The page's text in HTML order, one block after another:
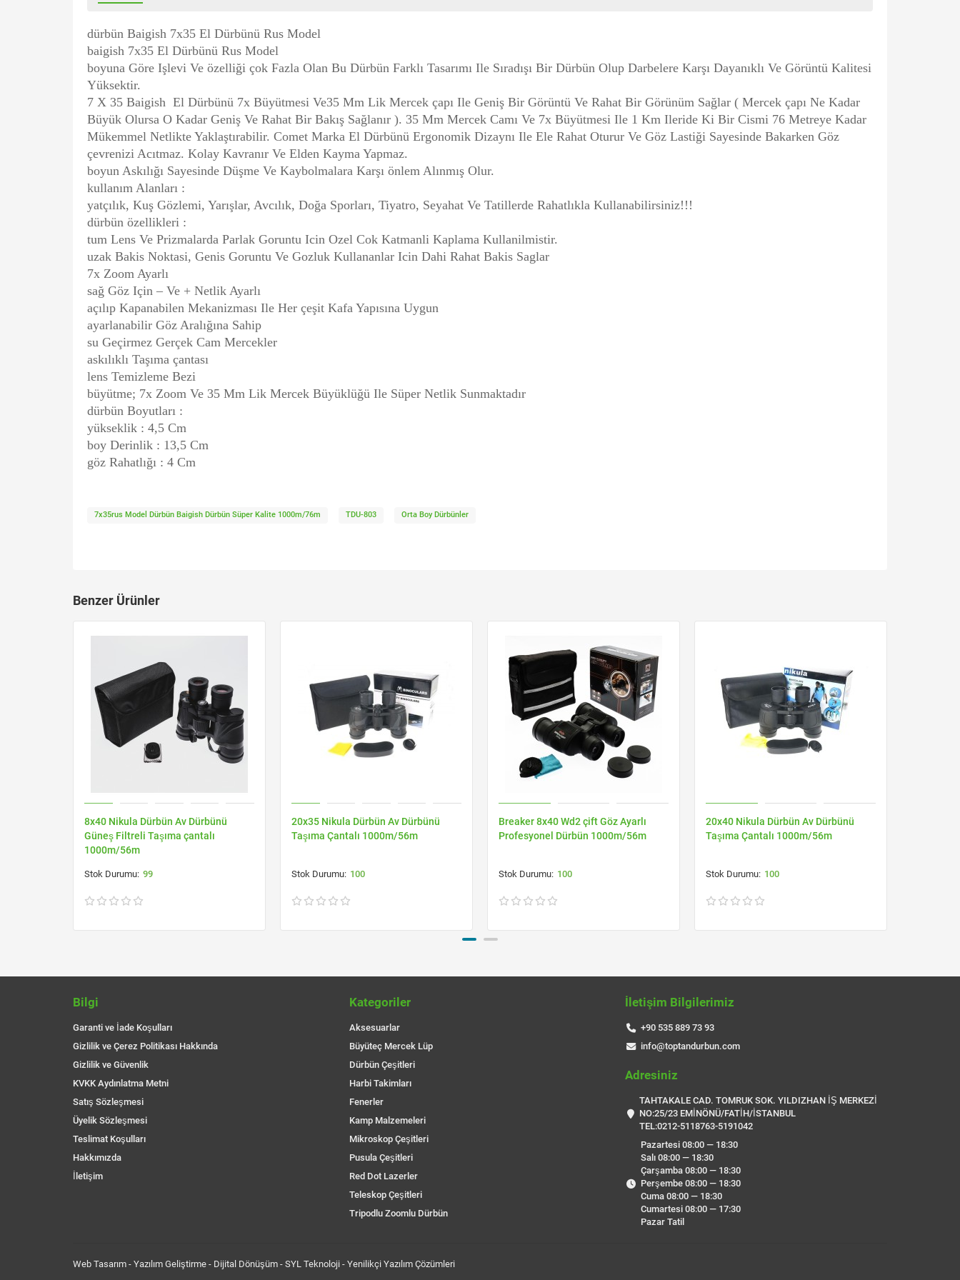
dürbün Baigish 7x35 El Dürbünü Rus Model
baigish 7x35 El Dürbünü Rus Model
boyuna Göre Işlevi Ve özelliği çok Fazla Olan Bu Dürbün Farklı Tasarımı Ile Sıradışı Bir Dürbün Olup Darbelere Karşı Dayanıklı Ve Görüntü Kalitesi
Yüksektir.
7 X 35 Baigish El Dürbünü 7x Büyütmesi Ve35 Mm Lik Mercek çapı Ile Geniş Bir Görüntü Ve Rahat Bir Görünüm Sağlar ( Mercek çapı Ne Kadar
Büyük Olursa O Kadar Geniş Ve Rahat Bir Bakış Sağlanır ). 35 Mm Mercek Camı Ve 7x Büyütmesi Ile 1 Km Ileride Ki Bir Cismi 76 Metreye Kadar
Mükemmel Netlikte Yaklaştırabilir. Comet Marka El Dürbünü Ergonomik Dizaynı Ile Ele Rahat Oturur Ve Göz Lastiği Sayesinde Bakarken Göz
çevrenizi Acıtmaz. Kolay Kavranır Ve Elden Kayma Yapmaz.
boyun Askılığı Sayesinde Düşme Ve Kaybolmalara Karşı önlem Alınmış Olur.
kullanım Alanları :
yatçılık, Kuş Gözlemi, Yarışlar, Avcılık, Doğa Sporları, Tiyatro, Seyahat Ve Tatillerde Rahatlıkla Kullanabilirsiniz!!!
dürbün özellikleri :
tum Lens Ve Prizmalarda Parlak Goruntu Icin Ozel Cok Katmanli Kaplama Kullanilmistir.
uzak Bakis Noktasi, Genis Goruntu Ve Gozluk Kullananlar Icin Dahi Rahat Bakis Saglar
7x Zoom Ayarlı
sağ Göz Için – Ve + Netlik Ayarlı
açılıp Kapanabilen Mekanizması Ile Her çeşit Kafa Yapısına Uygun
ayarlanabilir Göz Aralığına Sahip
su Geçirmez Gerçek Cam Mercekler
askılıklı Taşıma çantası
lens Temizleme Bezi
büyütme; 7x Zoom Ve 35 Mm Lik Mercek Büyüklüğü Ile Süper Netlik Sunmaktadır
dürbün Boyutları :
yükseklik : 4,5 Cm
boy Derinlik : 13,5 Cm
göz Rahatlığı : 4 Cm
7x35rus Model Dürbün Baigish Dürbün Süper Kalite 1000m/76m TDU-803 Orta Boy Dürbünler
Benzer Ürünler
8x40 Nikula Dürbün Av Dürbünü
Güneş Filtreli Taşıma çantalı
1000m/56m
99
20x35 Nikula Dürbün Av Dürbünü
Taşıma Çantalı 1000m/56m
100
Breaker 8x40 Wd2 çift Göz Ayarlı
Profesyonel Dürbün 1000m/56m
100
20x40 Nikula Dürbün Av Dürbünü
Taşıma Çantalı 1000m/56m
100
Bilgi
Garanti ve İade Koşulları
Gizlilik ve Çerez Politikası Hakkında
Gizlilik ve Güvenlik
KVKK Aydınlatma Metni
Satış Sözleşmesi
Üyelik Sözleşmesi
Teslimat Koşulları
Hakkımızda
İletişim
Kategoriler
Aksesuarlar
Büyüteç Mercek Lüp
Dürbün Çeşitleri
Harbi Takimları
Fenerler
Kamp Malzemeleri
Mikroskop Çeşitleri
Pusula Çeşitleri
Red Dot Lazerler
Teleskop Çeşitleri
Tripodlu Zoomlu Dürbün
İletişim Bilgilerimiz
+90 535 889 73 93
info@toptandurbun.com
Adresiniz
TAHTAKALE CAD. TOMRUK SOK. YILDIZHAN İŞ MERKEZİ
NO:25/23 EMİNÖNÜ/FATİH/İSTANBUL
TEL:0212-5118763-5191042
Pazartesi 08:00 — 18:30
Salı 08:00 — 18:30
Çarşamba 08:00 — 18:30
Perşembe 08:00 — 18:30
Cuma 08:00 — 18:30
Cumartesi 08:00 — 17:30
Pazar Tatil
Web Tasarım - Yazılım Geliştirme - Dijital Dönüşüm - SYL Teknoloji - Yenilikçi Yazılım Çözümleri